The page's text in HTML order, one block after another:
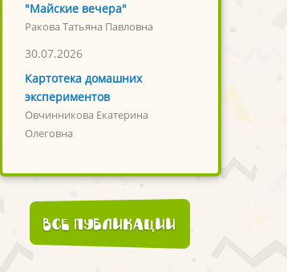
"Майские вечера"
Ракова Татьяна Павловна
30.07.2026
Картотека домашних
экспериментов
Овчинникова Екатерина
Олеговна
Все публикации